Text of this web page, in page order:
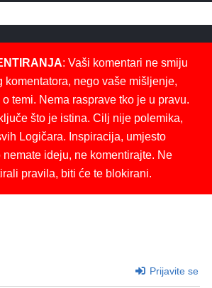
: Vaši komentari ne smiju
komentatora, nego vaše mišljenje,
temi. Nema rasprave tko je u pravu.
što je istina. Cilj nije polemika,
Logičara. Inspiracija, umjesto
nemate ideju, ne komentirajte. Ne
pravila, biti će te blokirani.
Prijavite se